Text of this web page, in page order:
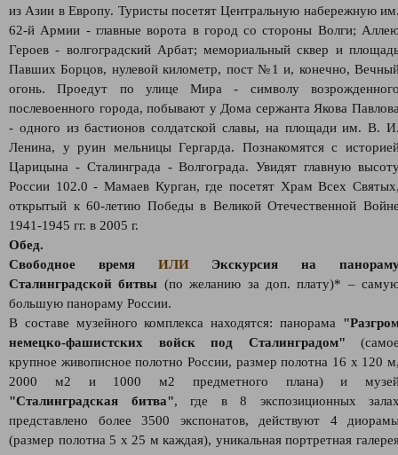
из Азии в Европу. Туристы посетят Центральную набережную
62-й Армии - главные ворота в город со стороны Волги;
Героев - волгоградский Арбат; мемориальный сквер и
Павших Борцов, нулевой километр, пост №1 и, конечно,
огонь. Проедут по улице Мира - символу
послевоенного города, побывают у Дома сержанта Якова
- одного из бастионов солдатской славы, на площади им. В.
Ленина, у руин мельницы Гергарда. Познакомятся с
Царицына - Сталинграда - Волгограда. Увидят главную
России 102.0 - Мамаев Курган, где посетят Храм Всех
открытый к 60-летию Победы в Великой Отечественной
1941-1945 гг. в 2005 г.
Обед.
Свободное время ИЛИЭкскурсия на
Сталинградской битвы (по желанию за доп. плату)* –
большую панораму России.
В составе музейного комплекса находятся: панорама
немецко-фашистских войск под Сталинградом"
крупное живописное полотно России, размер полотна 16 х 120
2000 м2 и 1000 м2 предметного плана) и
"Сталинградская битва", где в 8 экспозиционных
представлено более 3500 экспонатов, действуют 4
(размер полотна 5 х 25 м каждая), уникальная портретная